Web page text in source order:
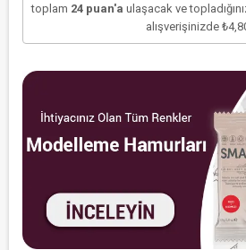
toplam 24 puan'a ulaşacak ve
alışverişinizde